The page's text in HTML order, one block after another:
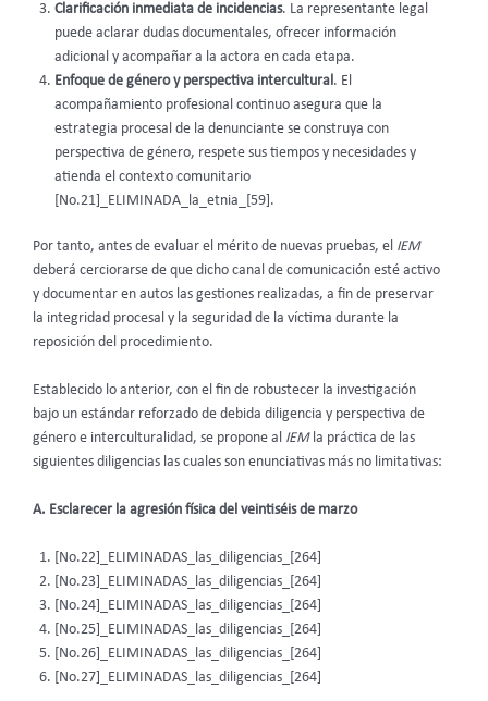
Clarificación inmediata de incidencias. La representante legal
puede aclarar dudas documentales, ofrecer información
adicional y acompañar a la actora en cada etapa.
Enfoque de género y perspectiva intercultural . El
acompañamiento profesional continuo asegura que la
estrategia procesal de la denunciante se construya con
perspectiva de género, respete sus tiempos y necesidades y
atienda el contexto comunitario
[No.21]_ELIMINADA_la_etnia_[59].
Por tanto, antes de evaluar el mérito de nuevas pruebas, el IEM
deberá cerciorarse de que dicho canal de comunicación esté activo
y documentar en autos las gestiones realizadas, a fin de preservar
la integridad procesal y la seguridad de la víctima durante la
reposición del procedimiento.
Establecido lo anterior, con el fin de robustecer la investigación
bajo un estándar reforzado de debida diligencia y perspectiva de
género e interculturalidad, se propone al IEMla práctica de las
siguientes diligencias las cuales son enunciativas más no limitativas:
A. Esclarecer la agresión física del veintiséis de marzo
[No.22]_ELIMINADAS_las_diligencias_[264]
[No.23]_ELIMINADAS_las_diligencias_[264]
[No.24]_ELIMINADAS_las_diligencias_[264]
[No.25]_ELIMINADAS_las_diligencias_[264]
[No.26]_ELIMINADAS_las_diligencias_[264]
[No.27]_ELIMINADAS_las_diligencias_[264]